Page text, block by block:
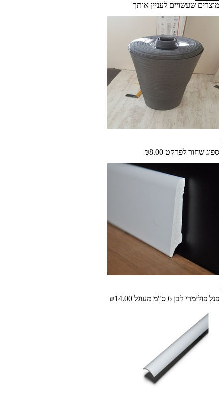
מוצרים שעשויים לעניין אותך
ספוג שחור לפרקט ₪8.00
פנל פולימרי לבן 6 ס"מ מעוגל ₪14.00